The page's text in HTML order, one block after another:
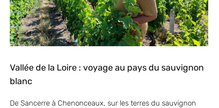
Vallée de la Loire : voyage au pays du sauvignon
blanc
De Sancerre à Chenonceaux, sur les terres du sauvignon